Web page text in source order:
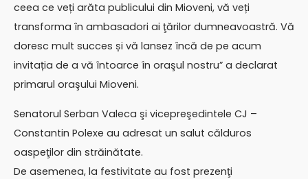
ceea ce veți arăta publicului din Mioveni, vă veți
transforma în ambasadori ai ţărilor dumneavoastră. Vă
doresc mult succes și vă lansez încă de pe acum
invitația de a vă întoarce în oraşul nostru” a declarat
primarul oraşului Mioveni.
Senatorul Serban Valeca şi vicepreşedintele CJ –
Constantin Polexe au adresat un salut călduros
oaspeţilor din străinătate.
De asemenea, la festivitate au fost prezenţi